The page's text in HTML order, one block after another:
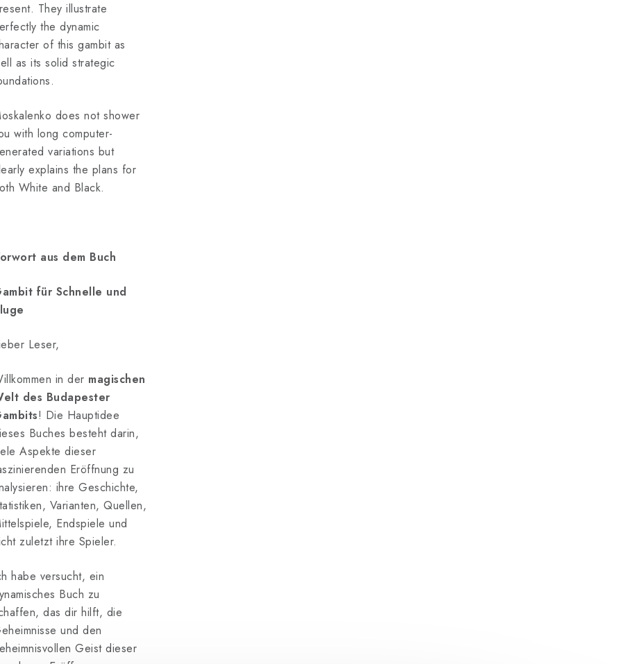
They illustrate
the dynamic
of this gambit as
as its solid strategic
does not shower
with long computer-
variations but
explains the plans for
White and Black.
aus dem Buch
für Schnelle und
Leser,
in der magischen
des Budapester
! Die Hauptidee
Buches besteht darin,
Aspekte dieser
Eröffnung zu
ihre Geschichte,
Varianten, Quellen,
Endspiele und
zuletzt ihre Spieler.
habe versucht, ein
Buch zu
das dir hilft, die
und den
Geist dieser